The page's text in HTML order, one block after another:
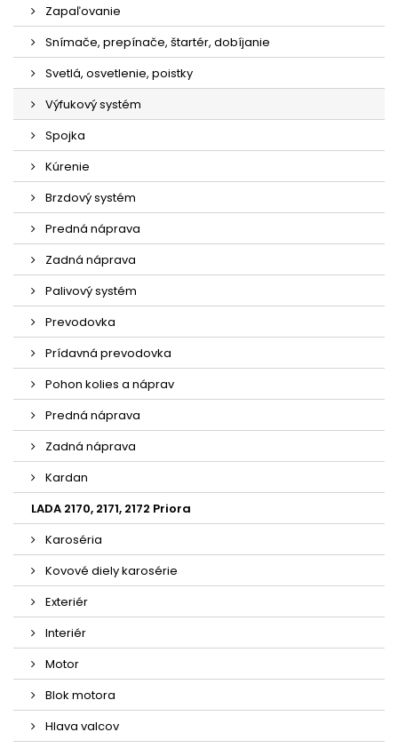
Zapaľovanie
Snímače, prepínače, štartér, dobíjanie
Svetlá, osvetlenie, poistky
Výfukový systém
Spojka
Kúrenie
Brzdový systém
Predná náprava
Zadná náprava
Palivový systém
Prevodovka
Prídavná prevodovka
Pohon kolies a náprav
Predná náprava
Zadná náprava
Kardan
LADA 2170, 2171, 2172 Priora
Karoséria
Kovové diely karosérie
Exteriér
Interiér
Motor
Blok motora
Hlava valcov